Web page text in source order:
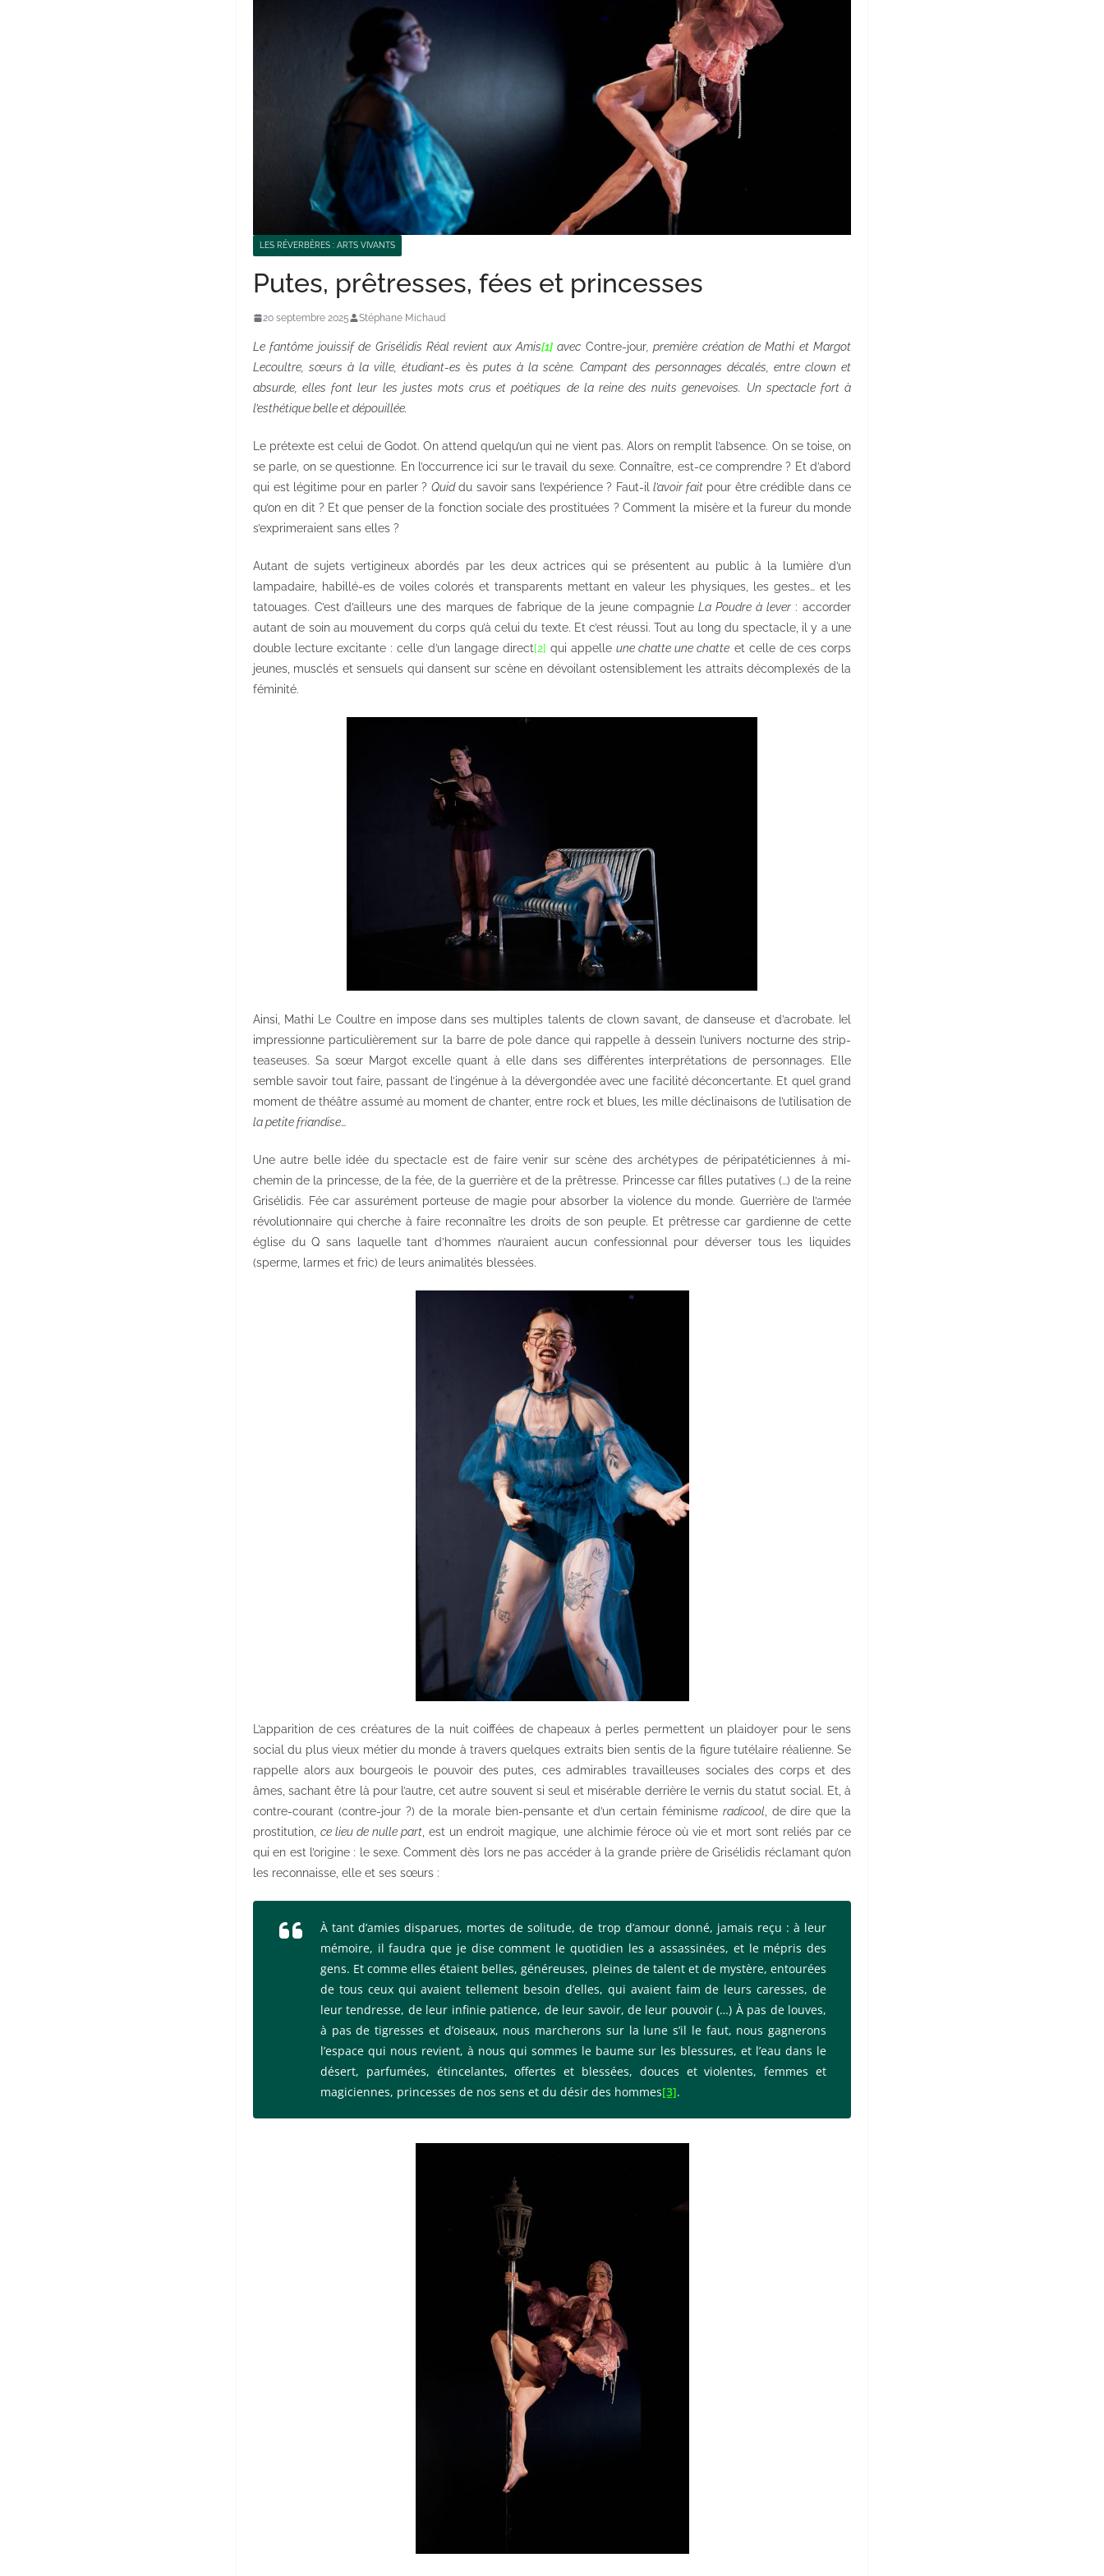
LES RÉVERBÈRES : ARTS VIVANTS
Putes, prêtresses, fées et princesses
20 septembre 2025 Stéphane Michaud
Le fantôme jouissif de Grisélidis Réal revient aux Amis[1] avec Contre-jour, première création de Mathi et Margot
Lecoultre, sœurs à la ville, étudiant-es ès putes à la scène. Campant des personnages décalés, entre clown et
absurde, elles font leur les justes mots crus et poétiques de la reine des nuits genevoises. Un spectacle fort à
l’esthétique belle et dépouillée.
Le prétexte est celui de Godot. On attend quelqu’un qui ne vient pas. Alors on remplit l’absence. On se toise, on
se parle, on se questionne. En l’occurrence ici sur le travail du sexe. Connaître, est-ce comprendre ? Et d’abord
qui est légitime pour en parler ? Quiddu savoir sans l’expérience ? Faut-il l’avoir faitpour être crédible dans ce
qu’on en dit ? Et que penser de la fonction sociale des prostituées ? Comment la misère et la fureur du monde
s’exprimeraient sans elles ?
Autant de sujets vertigineux abordés par les deux actrices qui se présentent au public à la lumière d’un
lampadaire, habillé-es de voiles colorés et transparents mettant en valeur les physiques, les gestes… et les
tatouages. C’est d’ailleurs une des marques de fabrique de la jeune compagnieLa Poudre à lever: accorder
autant de soin au mouvement du corps qu’à celui du texte. Et c’est réussi. Tout au long du spectacle, il y a une
double lecture excitante : celle d’un langage direct[2] qui appelleune chatte une chatte et celle de ces corps
jeunes, musclés et sensuels qui dansent sur scène en dévoilant ostensiblement les attraits décomplexés de la
féminité.
Ainsi, Mathi Le Coultre en impose dans ses multiples talents de clown savant, de danseuse et d’acrobate. Iel
impressionne particulièrement sur la barre de pole dance qui rappelle à dessein l’univers nocturne des strip-
teaseuses. Sa sœur Margot excelle quant à elle dans ses différentes interprétations de personnages. Elle
semble savoir tout faire, passant de l’ingénue à la dévergondée avec une facilité déconcertante. Et quel grand
moment de théâtre assumé au moment de chanter, entre rock et blues, les mille déclinaisons de l’utilisation de
la petite friandise…
Une autre belle idée du spectacle est de faire venir sur scène des archétypes de péripatéticiennes à mi-
chemin de la princesse, de la fée, de la guerrière et de la prêtresse. Princesse car filles putatives (…) de la reine
Grisélidis. Fée car assurément porteuse de magie pour absorber la violence du monde. Guerrière de l’armée
révolutionnaire qui cherche à faire reconnaître les droits de son peuple. Et prêtresse car gardienne de cette
église du Q sans laquelle tant d’hommes n’auraient aucun confessionnal pour déverser tous les liquides
(sperme, larmes et fric) de leurs animalités blessées.
L’apparition de ces créatures de la nuit coiffées de chapeaux à perles permettent un plaidoyer pour le sens
social du plus vieux métier du monde à travers quelques extraits bien sentis de la figure tutélaire réalienne. Se
rappelle alors aux bourgeois le pouvoir des putes, ces admirables travailleuses sociales des corps et des
âmes, sachant être là pour l’autre, cet autre souvent si seul et misérable derrière le vernis du statut social. Et, à
contre-courant (contre-jour ?) de la morale bien-pensante et d’un certain féminisme radicool, de dire que la
prostitution,ce lieu de nulle part, est un endroit magique, une alchimie féroce où vie et mort sont reliés par ce
qui en est l’origine : le sexe. Comment dès lors ne pas accéder à la grande prière de Grisélidis réclamant qu’on
les reconnaisse, elle et ses sœurs :
À tant d’amies disparues, mortes de solitude, de trop d’amour donné, jamais reçu : à leur
mémoire, il faudra que je dise comment le quotidien les a assassinées, et le mépris des
gens. Et comme elles étaient belles, généreuses, pleines de talent et de mystère, entourées
de tous ceux qui avaient tellement besoin d’elles, qui avaient faim de leurs caresses, de
leur tendresse, de leur infinie patience, de leur savoir, de leur pouvoir (…) À pas de louves,
à pas de tigresses et d’oiseaux, nous marcherons sur la lune s’il le faut, nous gagnerons
l’espace qui nous revient, à nous qui sommes le baume sur les blessures, et l’eau dans le
désert, parfumées, étincelantes, offertes et blessées, douces et violentes, femmes et
magiciennes, princesses de nos sens et du désir des hommes[3].